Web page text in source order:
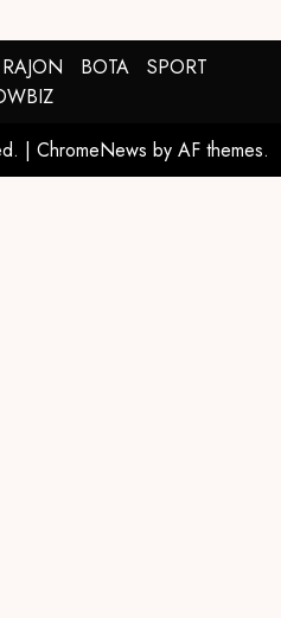
RAJON BOTA
SPORT
| ChromeNews by AF themes.